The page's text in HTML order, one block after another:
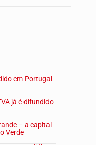
em Portugal
já é difundido
– a capital
Verde